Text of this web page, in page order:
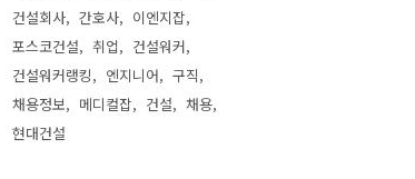
건설회사
간호사
이엔지잡
포스코건설
취업
건설워커
건설워커랭킹
엔지니어
구직
채용정보
메디컬잡 건설
채용
현대건설